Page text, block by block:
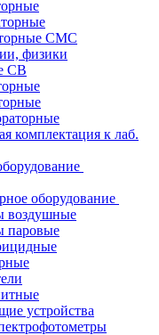
СМС
физики
СВ
комплектация к лаб.
оборудование
воздушные
паровые
устройства